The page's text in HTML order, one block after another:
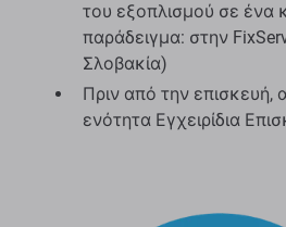
του εξοπλισμού σε ένα
παράδειγμα: στην
Σλοβακία)
Πριν από την επισκευή,
ενότητα Εγχειρίδια